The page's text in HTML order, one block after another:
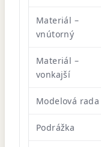
Materiál –
vnútorný
Materiál –
vonkajší
Modelová rada
Podrážka